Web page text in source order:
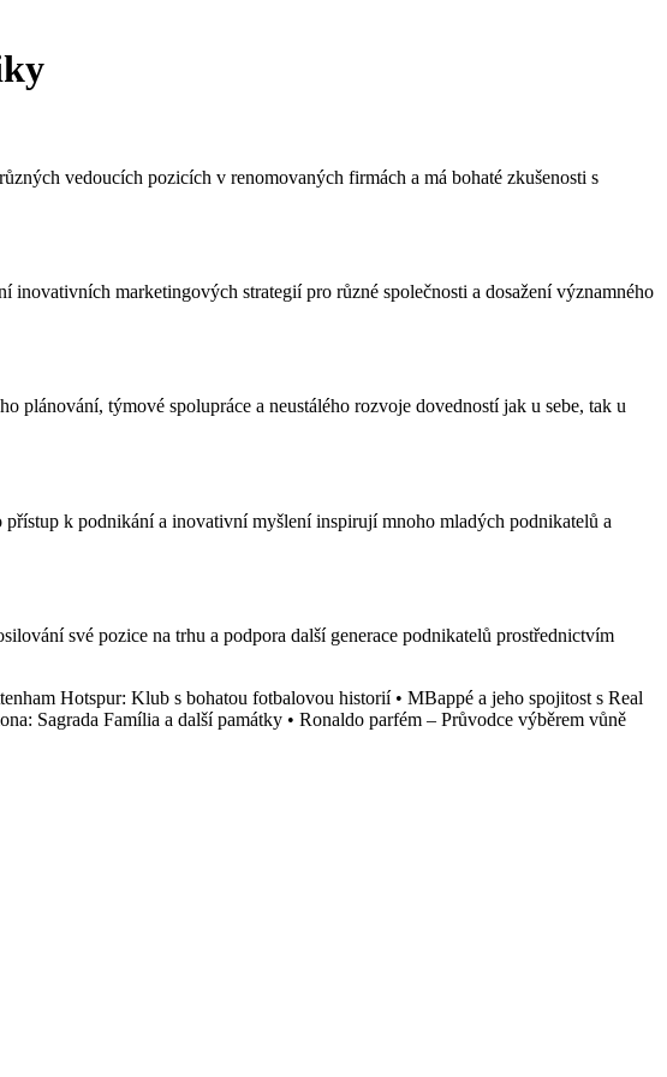
vedoucích pozicích v renomovaných firmách a má bohaté zkušenosti s
marketingových strategií pro různé společnosti a dosažení významného
týmové spolupráce a neustálého rozvoje dovedností jak u sebe, tak u
přístup k podnikání a inovativní myšlení inspirují mnoho mladých podnikatelů a
své pozice na trhu a podpora další generace podnikatelů prostřednictvím
Hotspur: Klub s bohatou fotbalovou historií• MBappé a jeho spojitost s Real
Sagrada Família a další památky • Ronaldo parfém – Průvodce výběrem vůně